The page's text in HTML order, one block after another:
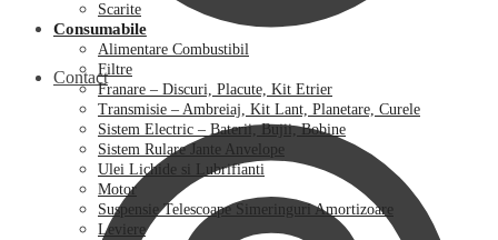
Contact
Scarite
Consumabile
Alimentare Combustibil
Filtre
Franare – Discuri, Placute, Kit Etrier
Transmisie – Ambreiaj, Kit Lant, Planetare, Curele
Sistem Electric – Baterii, Bujii, Bobine
Sistem Rulare Jante Anvelope
Ulei Lichide si Lubrifianti
Motor
Suspensie Telescoape Simeringuri Amortizoare
Leviere